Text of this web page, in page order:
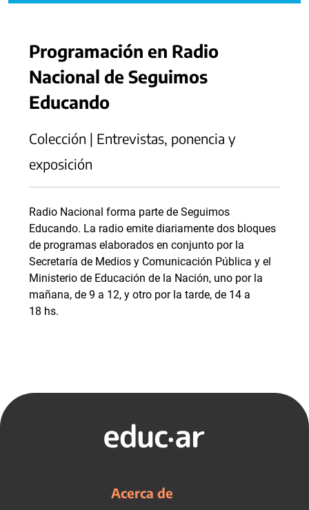
Programación en Radio
Nacional de Seguimos
Educando
Colección | Entrevistas, ponencia y
exposición
Radio Nacional forma parte de Seguimos
Educando. La radio emite diariamente dos bloques
de programas elaborados en conjunto por la
Secretaría de Medios y Comunicación Pública y el
Ministerio de Educación de la Nación, uno por la
mañana, de 9 a 12, y otro por la tarde, de 14 a
18 hs.
Acerca de